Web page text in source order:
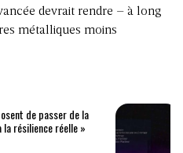
devrait rendre – à long
métalliques moins
de passer de la
résilience réelle »